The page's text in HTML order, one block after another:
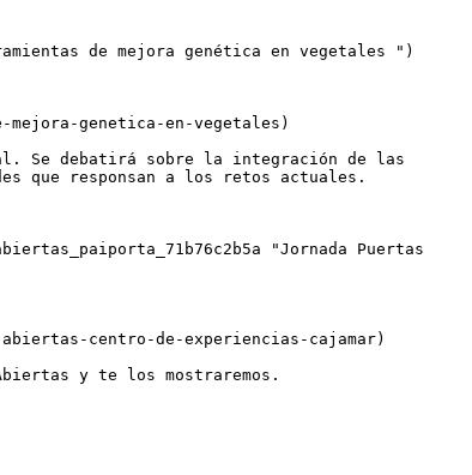
de mejora genética en vegetales ")
genetica-en-vegetales)
Se debatirá sobre la integración de las
que responsan a los retos actuales.
"Jornada Puertas
centro-de-experiencias-cajamar)
y te los mostraremos.